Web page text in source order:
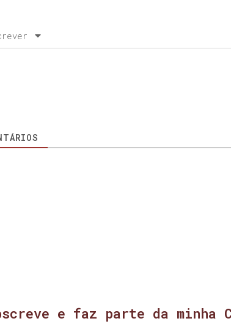
e faz parte da minha